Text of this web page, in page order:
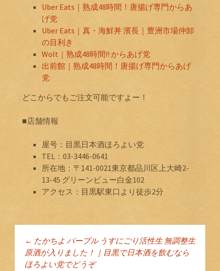
Uber Eats｜熟成48時間！唐揚げ専門からあ
げ党
Uber Eats｜真・海鮮丼 濱長｜豊洲市場仲卸
の目利き
Wolt｜熟成48時間!! からあげ党
出前館｜熟成48時間！唐揚げ専門からあげ
党
どこからでもご注文可能ですよー！
■店舗情報
屋号：目黒日本酒ほろよい党
TEL：03-3446-0641
所在地：〒141-0021東京都品川区上大崎2-
13-45 グリーンビュー白金102
アクセス：目黒駅東口より徒歩2分
投稿ナビゲーショ
← たかちよ パープル うすにごり活性生 無調整生
原酒が入りました！｜目黒で日本酒を飲むなら
ほろよい党でどうぞ